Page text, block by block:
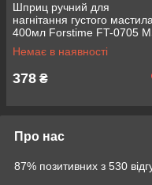
Шприц ручний для
нагнітання густого мастила
400мл Forstime FT-0705
Немає в наявності
378 ₴
Про нас
87% позитивних з 530